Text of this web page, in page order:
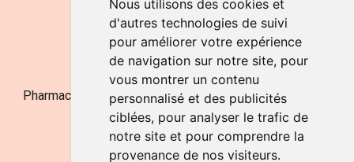
Nous utilisons des cookies et
d'autres technologies de suivi
pour améliorer votre expérience
de navigation sur notre site, pour
vous montrer un contenu
personnalisé et des publicités
ciblées, pour analyser le trafic de
notre site et pour comprendre la
provenance de nos visiteurs.
NOUS CONTACTER
Pharmacie Jufarma - Fatima Abachra - APB 521704 - N°
Entreprise BE0882-700-592